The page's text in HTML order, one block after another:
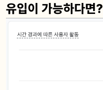
유입이 가능하다면?